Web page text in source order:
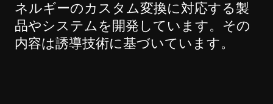
ネルギーのカスタム変換に対応する製
品やシステムを開発しています。その
内容は誘導技術に基づいています。